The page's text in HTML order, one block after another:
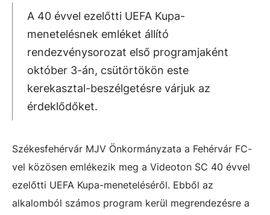
A 40 évvel ezelőtti UEFA Kupa-
menetelésnek emléket állító
rendezvénysorozat első programjaként
október 3-án, csütörtökön este
kerekasztal-beszélgetésre várjuk az
érdeklődőket.
Székesfehérvár MJV Önkormányzata a Fehérvár FC-
vel közösen emlékezik meg a Videoton SC 40 évvel
ezelőtti UEFA Kupa-meneteléséről. Ebből az
alkalomból számos program kerül megrendezésre a